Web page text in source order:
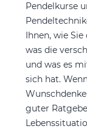
Pendelkurse
Ihnen, wie
was die
und was es
sich hat.
guter